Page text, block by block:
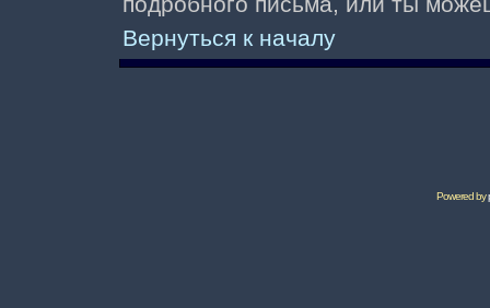
Вернуться к началу
Powered by